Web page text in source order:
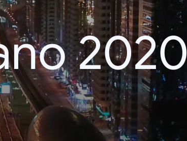
2020